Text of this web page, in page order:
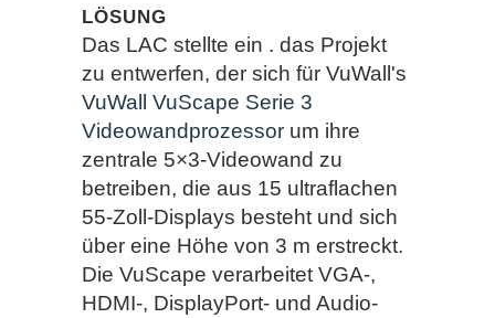
LÖSUNG
Das LAC stellte ein . das Projekt
zu entwerfen, der sich für VuWall's
VuWall VuScape Serie 3
Videowandprozessor um ihre
zentrale 5×3-Videowand zu
betreiben, die aus 15 ultraflachen
55-Zoll-Displays besteht und sich
über eine Höhe von 3 m erstreckt.
Die VuScape verarbeitet VGA-,
HDMI-, DisplayPort- und Audio-